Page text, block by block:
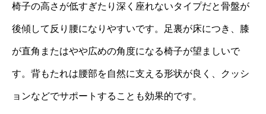
椅子の高さが低すぎたり深く座れないタイプだと骨盤が
後傾して反り腰になりやすいです。足裏が床につき、膝
が直角またはやや広めの角度になる椅子が望ましいで
す。背もたれは腰部を自然に支える形状が良く、クッシ
ョンなどでサポートすることも効果的です。